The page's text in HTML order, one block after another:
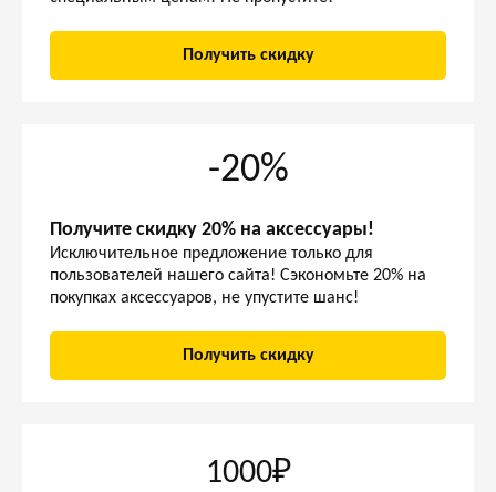
Получить скидку
-20%
Получите скидку 20% на аксессуары!
Исключительное предложение только для
пользователей нашего сайта! Сэкономьте 20% на
покупках аксессуаров, не упустите шанс!
Получить скидку
1000₽